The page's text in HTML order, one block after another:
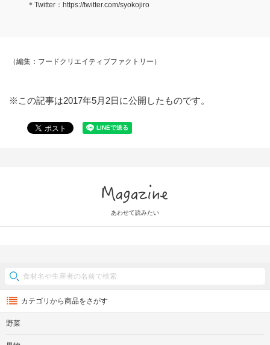
＊Twitter：https://twitter.com/syokojiro
（編集：フードクリエイティブファクトリー）
※この記事は2017年5月2日に公開したものです。
あわせて読みたい
カテゴリから商品をさがす
野菜